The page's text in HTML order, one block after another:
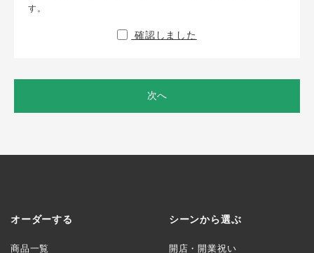
す。
確認しました
次へ
オーダーする
商品一覧
シーンから選ぶ
開店・開業祝い